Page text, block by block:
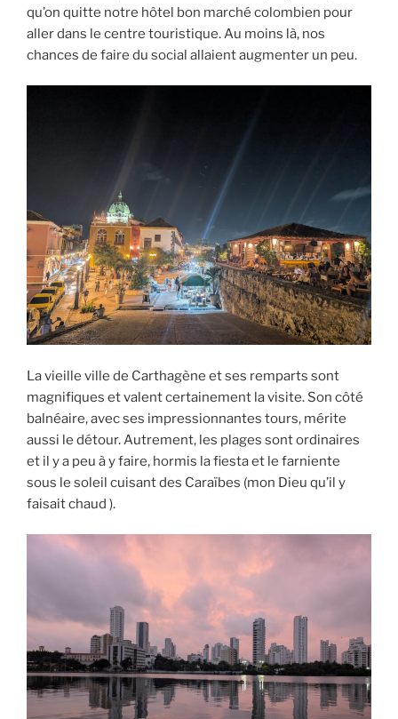
qu’on quitte notre hôtel bon marché colombien pour
aller dans le centre touristique. Au moins là, nos
chances de faire du social allaient augmenter un peu.
La vieille ville de Carthagène et ses remparts sont
magnifiques et valent certainement la visite. Son côté
balnéaire, avec ses impressionnantes tours, mérite
aussi le détour. Autrement, les plages sont ordinaires
et il y a peu à y faire, hormis la fiesta et le farniente
sous le soleil cuisant des Caraïbes (mon Dieu qu’il y
faisait chaud ).